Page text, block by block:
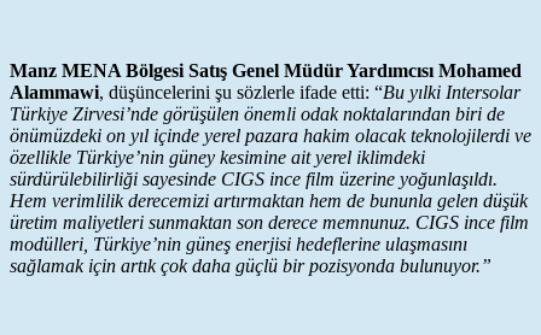
Manz MENA Bölgesi Satış Genel Müdür Yardımcısı Mohamed
Alammawi, düşüncelerini şu sözlerle ifade etti: “Bu yılki Intersolar
Türkiye Zirvesi’nde görüşülen önemli odak noktalarından biri de
önümüzdeki on yıl içinde yerel pazara hakim olacak teknolojilerdi ve
özellikle Türkiye’nin güney kesimine ait yerel iklimdeki
sürdürülebilirliği sayesinde CIGS ince film üzerine yoğunlaşıldı.
Hem verimlilik derecemizi artırmaktan hem de bununla gelen düşük
üretim maliyetleri sunmaktan son derece memnunuz. CIGS ince film
modülleri, Türkiye’nin güneş enerjisi hedeflerine ulaşmasını
sağlamak için artık çok daha güçlü bir pozisyonda bulunuyor.”